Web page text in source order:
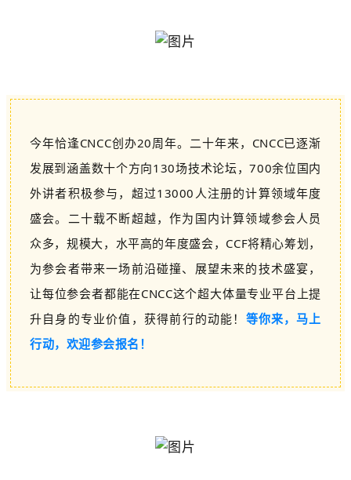
今年恰逢CNCC创办20周年。 二十年来，CNCC已逐渐
发展到涵盖数十个方向130场技术论坛，700余位国内
外讲者积极参与，超过13000人注册的计算领域年度
盛会。 二十载不断超越，作为国内计算领域参会人员
众多，规模大，水平高的年度盛会，CCF将精心筹划，
为参会者带来一场前沿碰撞、展望未来的技术盛宴，
让每位参会者都能在CNCC这个超大体量专业平台上提
升自身的专业价值，获得前行的动能！ 等你来，马上
行动，欢迎参会报名！